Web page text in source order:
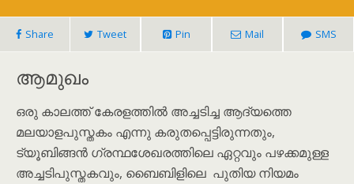
Share Tweet Pin Mail SMS
ആമുഖം
ഒരു കാലത്ത് കേരളത്തിൽ അച്ചടിച്ച ആദ്യത്തെ
മലയാളപുസ്തകം എന്നു കരുതപ്പെട്ടിരുന്നതും,
ട്യൂബിങ്ങൻ ഗ്രന്ഥശേഖരത്തിലെ ഏറ്റവും പഴക്കമുള്ള
അച്ചടിപുസ്തകവും, ബൈബിളിലെ പുതിയ നിയമം